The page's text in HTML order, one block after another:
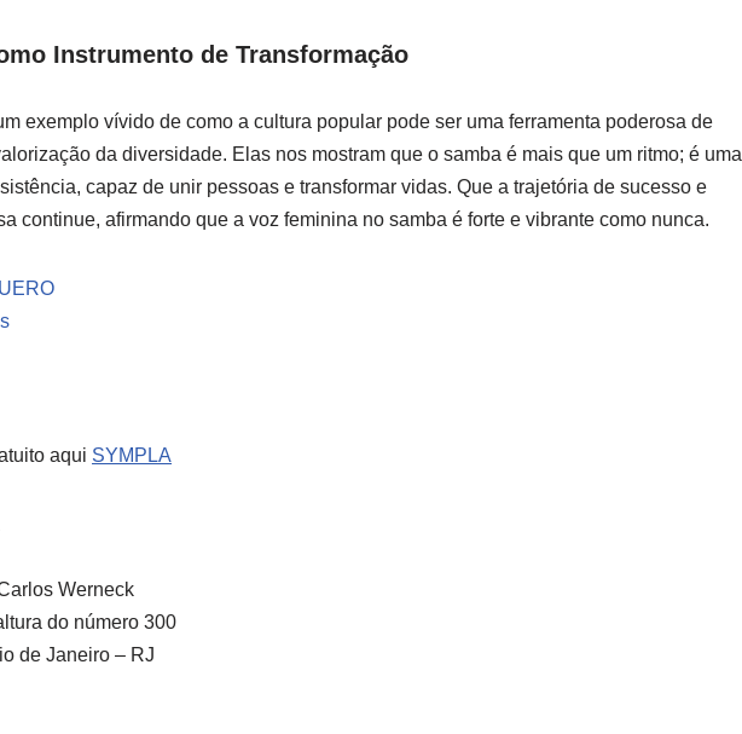
Instrumento de Transformação
exemplo vívido de como a cultura popular pode ser uma ferramenta poderosa de
da diversidade. Elas nos mostram que o samba é mais que um ritmo; é uma
capaz de unir pessoas e transformar vidas. Que a trajetória de sucesso e
continue, afirmando que a voz feminina no samba é forte e vibrante como nunca.
aqui SYMPLA
Werneck
do número 300
de Janeiro – RJ